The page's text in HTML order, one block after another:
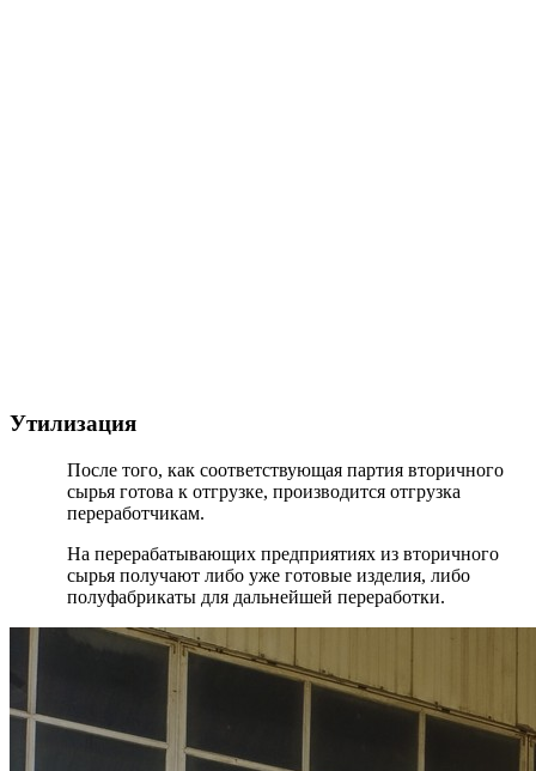
Утилизация
После того, как соответствующая партия вторичного
сырья готова к отгрузке, производится отгрузка
переработчикам.
На перерабатывающих предприятиях из вторичного
сырья получают либо уже готовые изделия, либо
полуфабрикаты для дальнейшей переработки.